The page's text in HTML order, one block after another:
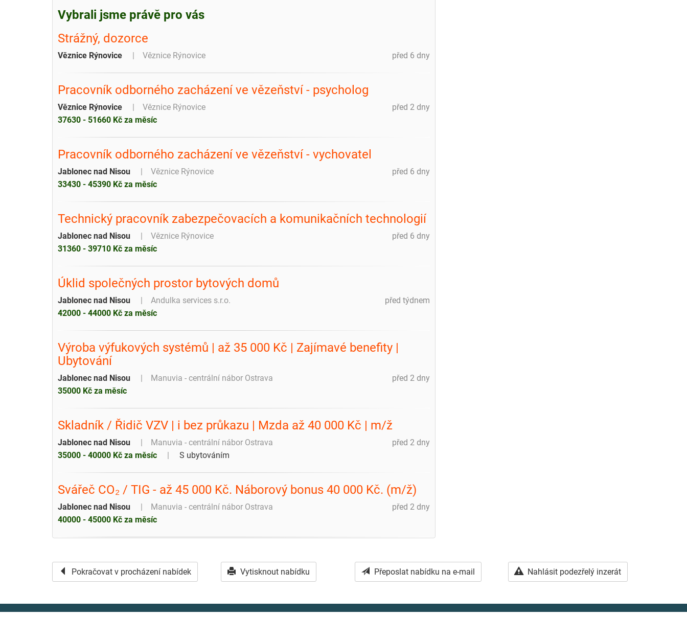
Vybrali jsme právě pro vás
Strážný, dozorce
před 6 dny
Věznice Rýnovice Věznice Rýnovice
Pracovník odborného zacházení ve vězeňství - psycholog
před 2 dny
Věznice Rýnovice
Věznice Rýnovice
37630 - 51660 Kč za měsíc
Pracovník odborného zacházení ve vězeňství - vychovatel
před 6 dny
Jablonec nad Nisou
Věznice Rýnovice
33430 - 45390 Kč za měsíc
Technický pracovník zabezpečovacích a komunikačních technologií
před 6 dny
Jablonec nad Nisou
Věznice Rýnovice
31360 - 39710 Kč za měsíc
Úklid společných prostor bytových domů
před týdnem
Jablonec nad Nisou
Andulka services s.r.o.
42000 - 44000 Kč za měsíc
Výroba výfukových systémů | až 35 000 Kč | Zajímavé benefity |
Ubytování
před 2 dny
Jablonec nad Nisou
Manuvia - centrální nábor Ostrava
35000 Kč za měsíc
Skladník / Řidič VZV | i bez průkazu | Mzda až 40 000 Kč | m/ž
před 2 dny
Jablonec nad Nisou
Manuvia - centrální nábor Ostrava
35000 - 40000 Kč za měsíc
S ubytováním
Svářeč CO₂ / TIG - až 45 000 Kč. Náborový bonus 40 000 Kč. (m/ž)
před 2 dny
Jablonec nad Nisou
Manuvia - centrální nábor Ostrava
40000 - 45000 Kč za měsíc
Pokračovat v procházení nabídek Vytisknout nabídku Přeposlat nabídku na e-mail Nahlásit podezřelý inzerát